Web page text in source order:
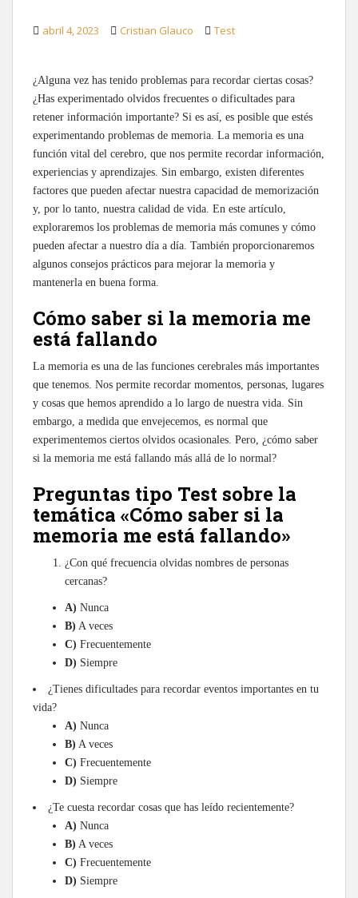
abril 4, 2023 Cristian Glauco Test
¿Alguna vez has tenido problemas para recordar ciertas cosas?
¿Has experimentado olvidos frecuentes o dificultades para
retener información importante? Si es así, es posible que estés
experimentando problemas de memoria. La memoria es una
función vital del cerebro, que nos permite recordar información,
experiencias y aprendizajes. Sin embargo, existen diferentes
factores que pueden afectar nuestra capacidad de memorización
y, por lo tanto, nuestra calidad de vida. En este artículo,
exploraremos los problemas de memoria más comunes y cómo
pueden afectar a nuestro día a día. También proporcionaremos
algunos consejos prácticos para mejorar la memoria y
mantenerla en buena forma.
Cómo saber si la memoria me
está fallando
La memoria es una de las funciones cerebrales más importantes
que tenemos. Nos permite recordar momentos, personas, lugares
y cosas que hemos aprendido a lo largo de nuestra vida. Sin
embargo, a medida que envejecemos, es normal que
experimentemos ciertos olvidos ocasionales. Pero, ¿cómo saber
si la memoria me está fallando más allá de lo normal?
Preguntas tipo Test sobre la
temática «Cómo saber si la
memoria me está fallando»
¿Con qué frecuencia olvidas nombres de personas
cercanas?
A) Nunca
B) A veces
C) Frecuentemente
D) Siempre
¿Tienes dificultades para recordar eventos importantes en tu
vida?
A) Nunca
B) A veces
C) Frecuentemente
D) Siempre
¿Te cuesta recordar cosas que has leído recientemente?
A) Nunca
B) A veces
C) Frecuentemente
D) Siempre